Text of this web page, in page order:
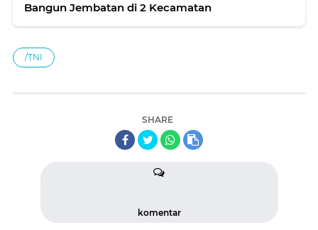
Bangun Jembatan di 2 Kecamatan
/TNI
SHARE
komentar